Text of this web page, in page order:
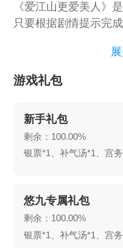
《爱江山更爱美人》
只要根据剧情提示完
秒都是艳压群芳的时
富番外。沉浸式的换
宫古风之美！
游戏礼包
新手礼包
剩余：100.00%
银票*1、补气汤*1、宫
悠九专属礼包
剩余：100.00%
银票*1、补气汤*1、宫